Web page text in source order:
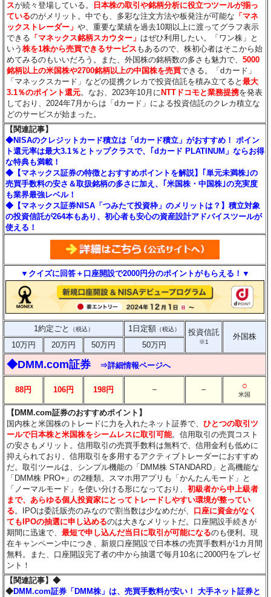
スが続々登場している。
日本株の取引や銘柄分析に役立つツールが揃っ
ているのがメリット。中でも、多彩な注文方法や板発注が可能な 「マネ
ックストレーダー」や、重要な業績を過去10期以上に渡ってグラフ表示
できる 「マネックス銘柄スカウター」 はぜひ利用したい。「ワン株」と
いう株を1株から売買できるサービス もあるので、株初心者はそこから始
めてみるのもいいだろう。また、外国株の銘柄数の多さも魅力で、5000
銘柄以上の米国株や2700銘柄以上の中国株を売買できる。「dカード」
「マネックスカード」などの提携クレカで投資信託を積み立てると最大
3.1％のポイント還元。なお、2023年10月に NTTドコモと業務提携を発表
しており、2024年7月からは「dカード」による投資信託のクレカ積立な
どのサービスが始まった。
【関連記事】
◆NISAのクレジットカード積立は「dカード積立」がおすすめ！ ポイン
ト還元率は最大3.1％とトップクラスで、｢dカード PLATINUM」ならお得
な特典も満載！
◆【マネックス証券の特徴とおすすめポイントを解説】｢単元未満株｣の
売買手数料の安さ＆取扱銘柄の多さに加え、｢米国株・中国株｣の充実度
も業界最強レベル！
◆【マネックス証券NISA「つみたて投資枠」のメリットは？】積立対象
の投資信託が264本もあり、初心者も安心の資産設計アドバイスツールが
使える！
▼クイズに回答＋口座開設で2000円分のポイントがもらえる！▼
1約定ごと （税込） 1日定額 （税込） 投資信託
※1
外国株
10万円
20万円 50万円 50万円
◆DMM.com証券 ⇒詳細情報ページへ
88円 106円 198円 － － ○
米国
【DMM.com証券のおすすめポイント】
国内株と米国株のトレードに力を入れたネット証券で、ひとつの取引ツ
ールで日本株と米国株をシームレスに取引可能。信用取引の売買コスト
の安さもメリット。信用取引の売買手数料は無料で、信用金利も低めに
抑えられており、信用取引を多用するアクティブトレーダーにおすすめ
だ。取引ツールは、シンプル機能の「DMM株 STANDARD」と高機能な
「DMM株 PRO+」の2種類。スマホ用アプリも「かんたんモード」と
「ノーマルモード」を使い分ける形になっており、初級者から中上級者
まで、あらゆる個人投資家にとってトレードしやすい環境が整ってい
る。IPOは委託販売のみなので割当数は少なめだが、 口座に資金がなく
てもIPOの抽選に申し込めるのは大きなメリットだ。口座開設手続きが
期間に迅速で、最短で申し込んだ当日に取引が可能になるのも便利。現
在キャンペーン中につき、新規口座開設で日本株の売買手数料が1カ月間
無料。また、口座開設完了者の中から抽選で毎月10名に2000円をプレゼ
ント！
【関連記事】◆
◆DMM.com証券「DMM株」は、売買手数料が安い！ 大手ネット証券と